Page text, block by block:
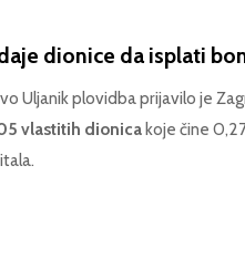
dionice da isplati
Uljanik plovidba prijavilo je
vlastitih dionicakoje čine